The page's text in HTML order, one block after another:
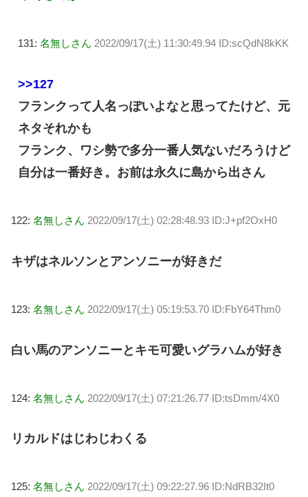
131: 名無しさん 2022/09/17(土) 11:30:49.94 ID:scQdN8kKK
>>127
フランクって人名っぽいよなと思ってたけど、元
ネタそれかも
フランク、ワシ勢で多分一番人気ないだろうけど
自分は一番好き。お前は永久に島から出さん
122: 名無しさん 2022/09/17(土) 02:28:48.93 ID:J+pf2OxH0
キザはネルソンとアンソニーが好きだ
123: 名無しさん 2022/09/17(土) 05:19:53.70 ID:FbY64Thm0
白い馬のアンソニーとキモ可愛いグラハムが好き
124: 名無しさん 2022/09/17(土) 07:21:26.77 ID:tsDmm/4X0
リカルドはじわじわくる
125: 名無しさん 2022/09/17(土) 09:22:27.96 ID:NdRB32It0